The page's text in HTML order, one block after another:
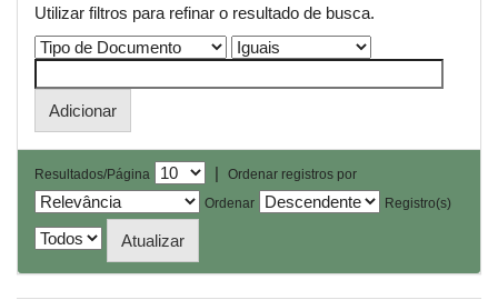
Utilizar filtros para refinar o resultado de busca.
Resultados/Página |
Ordenar registros por
Ordenar
Registro(s)